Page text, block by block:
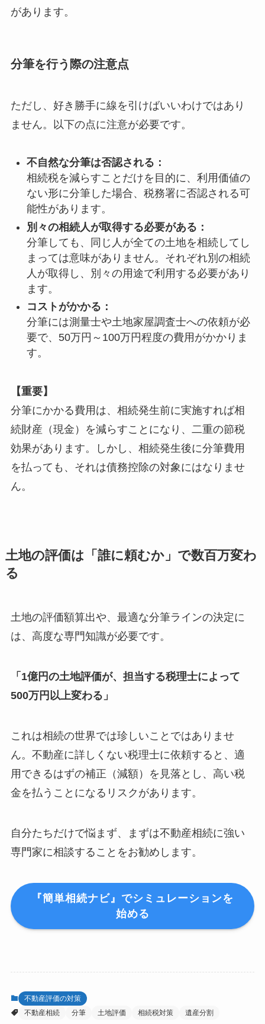
があります。
分筆を行う際の注意点
ただし、好き勝手に線を引けばいいわけではあり
ません。以下の点に注意が必要です。
不自然な分筆は否認される：
相続税を減らすことだけを目的に、利用価値の
ない形に分筆した場合、税務署に否認される可
能性があります。
別々の相続人が取得する必要がある：
分筆しても、同じ人が全ての土地を相続してし
まっては意味がありません。それぞれ別の相続
人が取得し、別々の用途で利用する必要があり
ます。
コストがかかる：
分筆には測量士や土地家屋調査士への依頼が必
要で、50万円～100万円程度の費用がかかりま
す。
【重要】
分筆にかかる費用は、相続発生前に実施すれば相
続財産（現金）を減らすことになり、二重の節税
効果があります。しかし、相続発生後に分筆費用
を払っても、それは債務控除の対象にはなりませ
ん。
土地の評価は「誰に頼むか」で数百万変わ
る
土地の評価額算出や、最適な分筆ラインの決定に
は、高度な専門知識が必要です。
「1億円の土地評価が、担当する税理士によって
500万円以上変わる」
これは相続の世界では珍しいことではありませ
ん。不動産に詳しくない税理士に依頼すると、適
用できるはずの補正（減額）を見落とし、高い税
金を払うことになるリスクがあります。
自分たちだけで悩まず、まずは不動産相続に強い
専門家に相談することをお勧めします。
『簡単相続ナビ』でシミュレーションを
始める
不動産評価の対策
不動産相続
分筆 土地評価 相続税対策 遺産分割